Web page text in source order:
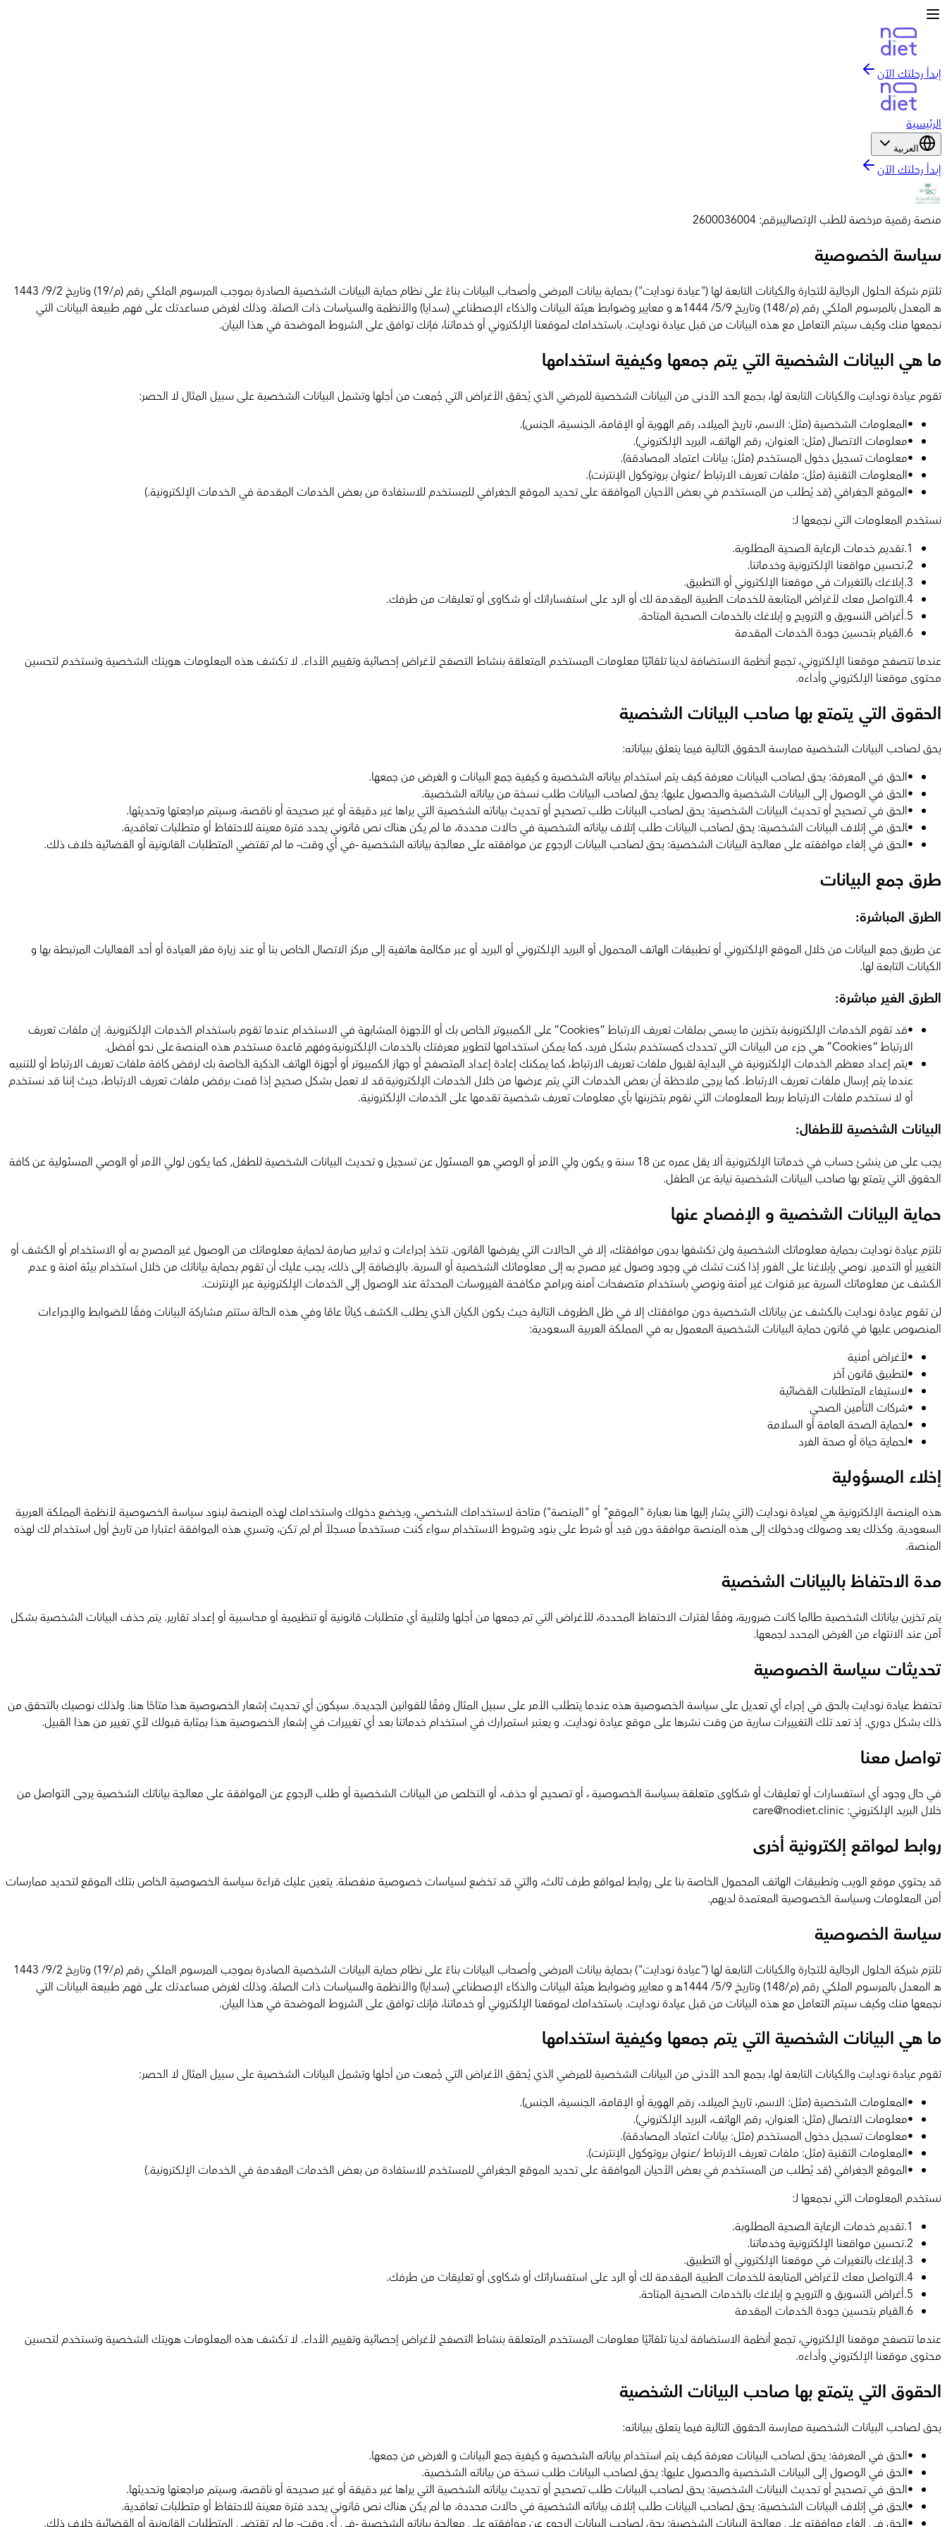
إبدأ رحلتك الآن
الرئيسية
العربية
إبدأ رحلتك الآن
منصة رقمية مرخصة للطب الإتصاليبرقم: 2600036004
سياسة الخصوصية
تلتزم شركة الحلول الرجالية للتجارة والكيانات التابعة لها ("عيادة نودايت") بحماية بيانات المرضى وأصحاب البيانات بناءً على نظام حماية البيانات الشخصية الصادرة بموجب المرسوم الملكي رقم (م/19) وتاريخ 9/2/ 1443
هـ المعدل بالمرسوم الملكي رقم (م/148) وتاريخ 5/9/ 1444هـ و معايير وضوابط هيئة البيانات والذكاء الإصطناعي (سدايا) والأنظمة والسياسات ذات الصلة. وذلك لغرض مساعدتك على فهم طبيعة البيانات التي
نجمعها منك وكيف سيتم التعامل مع هذه البيانات من قبل عيادة نودايت. باستخدامك لموقعنا الإلكتروني أو خدماتنا، فإنك توافق على الشروط الموضحة في هذا البيان.
ما هي البيانات الشخصية التي يتم جمعها وكيفية استخدامها
تقوم عيادة نودايت والكيانات التابعة لها، بجمع الحد الأدنى من البيانات الشخصية للمرضي الذي يُحقق الأغراض التي جُمعت من أجلها وتشمل البيانات الشخصية على سبيل المثال لا الحصر:
•المعلومات الشخصية (مثل: الاسم، تاريخ الميلاد، رقم الهوية أو الإقامة، الجنسية، الجنس).
•معلومات الاتصال (مثل: العنوان، رقم الهاتف، البريد الإلكتروني).
•معلومات تسجيل دخول المستخدم (مثل: بيانات اعتماد المصادقة).
•المعلومات التقنية (مثل: ملفات تعريف الارتباط /عنوان بروتوكول الإنترنت).
•الموقع الجغرافي (قد يُطلب من المستخدم في بعض الأحيان الموافقة على تحديد الموقع الجغرافي للمستخدم للاستفادة من بعض الخدمات المقدمة في الخدمات الإلكترونية.)
نستخدم المعلومات التي نجمعها لـ:
1
.تقديم خدمات الرعاية الصحية المطلوبة.
2
.تحسين مواقعنا الإلكترونية وخدماتنا.
3
.إبلاغك بالتغيرات في موقعنا الإلكتروني أو التطبيق.
4
.التواصل معك لأغراض المتابعة للخدمات الطبية المقدمة لك أو الرد على استفساراتك أو شكاوى أو تعليقات من طرفك.
5
.أغراض التسويق و الترويج و إبلاغك بالخدمات الصحية المتاحة.
6
.القيام بتحسين جودة الخدمات المقدمة
عندما تتصفح موقعنا الإلكتروني، تجمع أنظمة الاستضافة لدينا تلقائيًا معلومات المستخدم المتعلقة بنشاط التصفح لأغراض إحصائية وتقييم الأداء. لا تكشف هذه المعلومات هويتك الشخصية وتستخدم لتحسين
محتوى موقعنا الإلكتروني وأداءه.
الحقوق التي يتمتع بها صاحب البيانات الشخصية
يحق لصاحب البيانات الشخصية ممارسة الحقوق التالية فيما يتعلق ببياناته:
•الحق في المعرفة: يحق لصاحب البيانات معرفة كيف يتم استخدام بياناته الشخصية و كيفية جمع البيانات و الغرض من جمعها.
•الحق في الوصول إلى البيانات الشخصية والحصول عليها: يحق لصاحب البيانات طلب نسخة من بياناته الشخصية.
•الحق في تصحيح أو تحديث البيانات الشخصية: يحق لصاحب البيانات طلب تصحيح أو تحديث بياناته الشخصية التي يراها غير دقيقة أو غير صحيحة أو ناقصة، وسيتم مراجعتها وتحديثها.
•‍الحق في إتلاف البيانات الشخصية: يحق لصاحب البيانات طلب إتلاف بياناته الشخصية في حالات محددة، ما لم يكن هناك نص قانوني يحدد فترة معينة للاحتفاظ أو متطلبات تعاقدية.
•الحق في إلغاء موافقته على معالجة البيانات الشخصية: يحق لصاحب البيانات الرجوع عن موافقته على معالجة بياناته الشخصية -في أي وقت- ما لم تقتضي المتطلبات القانونية أو القضائية خلاف ذلك.
طرق جمع البيانات
الطرق المباشرة:
عن طريق جمع البيانات من خلال الموقع الإلكتروني أو تطبيقات الهاتف المحمول أو البريد الإلكتروني أو البريد أو عبر مكالمة هاتفية إلى مركز الاتصال الخاص بنا أو عند زيارة مقر العيادة أو أحد الفعاليات المرتبطة بها و
الكيانات التابعة لها.
الطرق الغير مباشرة:
•
قد تقوم الخدمات الإلكترونية بتخزين ما يسمى بملفات تعريف الارتباط “Cookies” على الكمبيوتر الخاص بك أو الأجهزة المشابهة في الاستخدام عندما تقوم باستخدام الخدمات الإلكترونية. إن ملفات تعريف
الارتباط “Cookies” هي جزء من البيانات التي تحددك كمستخدم بشكل فريد، كما يمكن استخدامها لتطوير معرفتك بالخدمات الإلكترونية وفهم قاعدة مستخدم هذه المنصة على نحو أفضل.
•يتم إعداد معظم الخدمات الإلكترونية في البداية لقبول ملفات تعريف الارتباط، كما يمكنك إعادة إعداد المتصفح أو جهاز الكمبيوتر أو أجهزة الهاتف الذكية الخاصة بك لرفض كافة ملفات تعريف الارتباط أو للتنبيه
عندما يتم إرسال ملفات تعريف الارتباط. كما يرجى ملاحظة أن بعض الخدمات التي يتم عرضها من خلال الخدمات الإلكترونية قد لا تعمل بشكل صحيح إذا قمت برفض ملفات تعريف الارتباط، حيث إننا قد نستخدم
أو لا نستخدم ملفات الارتباط بربط المعلومات التي نقوم بتخزينها بأي معلومات تعريف شخصية تقدمها على الخدمات الإلكترونية.
البيانات الشخصية للأطفال:
يجب على من ينشئ حساب في خدماتنا الإلكترونية ألا يقل عمره عن 18 سنة و يكون ولي الأمر أو الوصي هو المسئول عن تسجيل و تحديث البيانات الشخصية للطفل, كما يكون لولي الأمر أو الوصي المسئولية عن كافة
الحقوق التي يتمتع بها صاحب البيانات الشخصية نيابة عن الطفل.
حماية البيانات الشخصية و الإفصاح عنها
تلتزم عيادة نودايت بحماية معلوماتك الشخصية ولن تكشفها بدون موافقتك، إلا في الحالات التي يفرضها القانون. نتخذ إجراءات و تدابير صارمة لحماية معلوماتك من الوصول غير المصرح به أو الاستخدام أو الكشف أو
التغيير أو التدمير. نوصي بإبلاغنا على الفور إذا كنت تشك في وجود وصول غير مصرح به إلى معلوماتك الشخصية أو السرية. بالإضافة إلى ذلك، يجب عليك أن تقوم بحماية بياناتك من خلال استخدام بيئة امنة و عدم
الكشف عن معلوماتك السرية عبر قنوات غير آمنة ونوصي باستخدام متصفحات آمنة وبرامج مكافحة الفيروسات المحدثة عند الوصول إلى الخدمات الإلكترونية عبر الإنترنت.
لن تقوم عيادة نودايت بالكشف عن بياناتك الشخصية دون موافقتك إلا في ظل الظروف التالية حيث يكون الكيان الذي يطلب الكشف كيانًا عامًا وفي هذه الحالة ستتم مشاركة البيانات وفقًا للضوابط والإجراءات
المنصوص عليها في قانون حماية البيانات الشخصية المعمول به في المملكة العربية السعودية:
•لأغراض أمنية
•لتطبيق قانون آخر
•لاستيفاء المتطلبات القضائية
•شركات التأمين الصحي
•لحماية الصحة العامة أو السلامة
•لحماية حياة أو صحة الفرد
إخلاء المسؤولية
هذه المنصة الإلكترونية هي لعيادة نودايت (التي يشار إليها هنا بعبارة "الموقع" أو "المنصة") متاحة لاستخدامك الشخصي، ويخضع دخولك واستخدامك لهذه المنصة لبنود سياسة الخصوصية لأنظمة المملكة العربية
السعودية. وكذلك يعد وصولك ودخولك إلى هذه المنصة موافقة دون قيد أو شرط على بنود وشروط الاستخدام سواء كنت مستخدماً مسجلاً أم لم تكن، وتسري هذه الموافقة اعتبارا من تاريخ أول استخدام لك لهذه
المنصة.
مدة الاحتفاظ بالبيانات الشخصية
يتم تخزين بياناتك الشخصية طالما كانت ضرورية، وفقًا لفترات الاحتفاظ المحددة، للأغراض التي تم جمعها من أجلها ولتلبية أي متطلبات قانونية أو تنظيمية أو محاسبية أو إعداد تقارير. يتم حذف البيانات الشخصية بشكل
آمن عند الانتهاء من الغرض المحدد لجمعها.
تحديثات سياسة الخصوصية
تحتفظ عيادة نودايت بالحق في إجراء أي تعديل على سياسة الخصوصية هذه عندما يتطلب الأمر على سبيل المثال وفقًا للقوانين الجديدة. سيكون أي تحديث إشعار الخصوصية هذا متاحًا هنا. ولذلك نوصيك بالتحقق من
ذلك بشكل دوري. إذ تعد تلك التغييرات سارية من وقت نشرها على موقع عيادة نودايت. و يعتبر استمرارك في استخدام خدماتنا بعد أي تغييرات في إشعار الخصوصية هذا بمثابة قبولك لأي تغيير من هذا القبيل.
تواصل معنا
في حال وجود أي استفسارات أو تعليقات أو شكاوى متعلقة بسياسة الخصوصية ، أو تصحيح أو حذف، أو التخلص من البيانات الشخصية أو طلب الرجوع عن الموافقة على معالجة بياناتك الشخصية يرجى التواصل من
خلال البريد الإلكتروني: care@nodiet.clinic
روابط لمواقع إلكترونية أخرى
قد يحتوي موقع الويب وتطبيقات الهاتف المحمول الخاصة بنا على روابط لمواقع طرف ثالث، والتي قد تخضع لسياسات خصوصية منفصلة. يتعين عليك قراءة سياسة الخصوصية الخاص بتلك الموقع لتحديد ممارسات
أمن المعلومات وسياسة الخصوصية المعتمدة لديهم.
سياسة الخصوصية
تلتزم شركة الحلول الرجالية للتجارة والكيانات التابعة لها ("عيادة نودايت") بحماية بيانات المرضى وأصحاب البيانات بناءً على نظام حماية البيانات الشخصية الصادرة بموجب المرسوم الملكي رقم (م/19) وتاريخ 9/2/ 1443
هـ المعدل بالمرسوم الملكي رقم (م/148) وتاريخ 5/9/ 1444هـ و معايير وضوابط هيئة البيانات والذكاء الإصطناعي (سدايا) والأنظمة والسياسات ذات الصلة. وذلك لغرض مساعدتك على فهم طبيعة البيانات التي
نجمعها منك وكيف سيتم التعامل مع هذه البيانات من قبل عيادة نودايت. باستخدامك لموقعنا الإلكتروني أو خدماتنا، فإنك توافق على الشروط الموضحة في هذا البيان.
ما هي البيانات الشخصية التي يتم جمعها وكيفية استخدامها
تقوم عيادة نودايت والكيانات التابعة لها، بجمع الحد الأدنى من البيانات الشخصية للمرضي الذي يُحقق الأغراض التي جُمعت من أجلها وتشمل البيانات الشخصية على سبيل المثال لا الحصر:
•المعلومات الشخصية (مثل: الاسم، تاريخ الميلاد، رقم الهوية أو الإقامة، الجنسية، الجنس).
•معلومات الاتصال (مثل: العنوان، رقم الهاتف، البريد الإلكتروني).
•معلومات تسجيل دخول المستخدم (مثل: بيانات اعتماد المصادقة).
•المعلومات التقنية (مثل: ملفات تعريف الارتباط /عنوان بروتوكول الإنترنت).
•الموقع الجغرافي (قد يُطلب من المستخدم في بعض الأحيان الموافقة على تحديد الموقع الجغرافي للمستخدم للاستفادة من بعض الخدمات المقدمة في الخدمات الإلكترونية.)
نستخدم المعلومات التي نجمعها لـ:
1
.تقديم خدمات الرعاية الصحية المطلوبة.
2
.تحسين مواقعنا الإلكترونية وخدماتنا.
3
.إبلاغك بالتغيرات في موقعنا الإلكتروني أو التطبيق.
4
.التواصل معك لأغراض المتابعة للخدمات الطبية المقدمة لك أو الرد على استفساراتك أو شكاوى أو تعليقات من طرفك.
5
.أغراض التسويق و الترويج و إبلاغك بالخدمات الصحية المتاحة.
6
.القيام بتحسين جودة الخدمات المقدمة
عندما تتصفح موقعنا الإلكتروني، تجمع أنظمة الاستضافة لدينا تلقائيًا معلومات المستخدم المتعلقة بنشاط التصفح لأغراض إحصائية وتقييم الأداء. لا تكشف هذه المعلومات هويتك الشخصية وتستخدم لتحسين
محتوى موقعنا الإلكتروني وأداءه.
الحقوق التي يتمتع بها صاحب البيانات الشخصية
يحق لصاحب البيانات الشخصية ممارسة الحقوق التالية فيما يتعلق ببياناته:
•الحق في المعرفة: يحق لصاحب البيانات معرفة كيف يتم استخدام بياناته الشخصية و كيفية جمع البيانات و الغرض من جمعها.
•الحق في الوصول إلى البيانات الشخصية والحصول عليها: يحق لصاحب البيانات طلب نسخة من بياناته الشخصية.
•الحق في تصحيح أو تحديث البيانات الشخصية: يحق لصاحب البيانات طلب تصحيح أو تحديث بياناته الشخصية التي يراها غير دقيقة أو غير صحيحة أو ناقصة، وسيتم مراجعتها وتحديثها.
•‍الحق في إتلاف البيانات الشخصية: يحق لصاحب البيانات طلب إتلاف بياناته الشخصية في حالات محددة، ما لم يكن هناك نص قانوني يحدد فترة معينة للاحتفاظ أو متطلبات تعاقدية.
•الحق في إلغاء موافقته على معالجة البيانات الشخصية: يحق لصاحب البيانات الرجوع عن موافقته على معالجة بياناته الشخصية -في أي وقت- ما لم تقتضي المتطلبات القانونية أو القضائية خلاف ذلك.